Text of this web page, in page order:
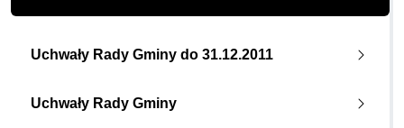
Uchwały Rady Gminy do 31.12.2011
Uchwały Rady Gminy